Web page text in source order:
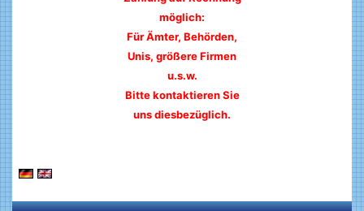
möglich:
Für Ämter, Behörden,
Unis, größere Firmen
u.s.w.
Bitte kontaktieren Sie
uns diesbezüglich.